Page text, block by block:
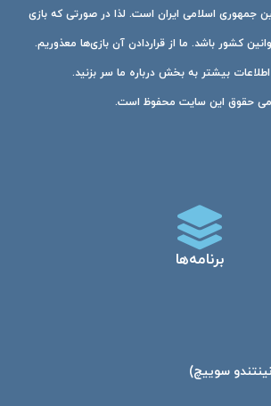
جمهوری اسلامی ایران است. لذا در صورتی که بازی
کشور باشد. ما از قراردادن آن بازی‌ها معذوریم.
بیشتر به بخش درباره ما سر بزنید.
حقوق این سایت محفوظ است.
برنامه‌ها
سوییچ)